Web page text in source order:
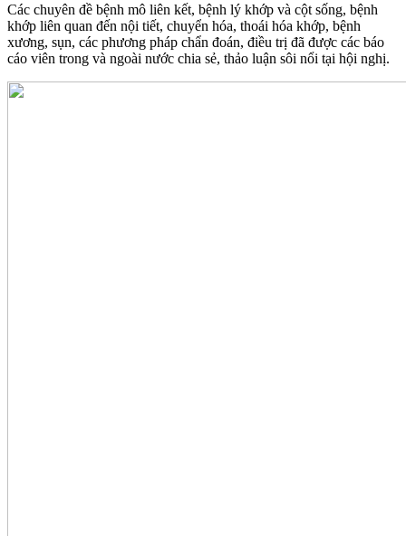
Các chuyên đề bệnh mô liên kết, bệnh lý khớp và cột sống, bệnh
khớp liên quan đến nội tiết, chuyển hóa, thoái hóa khớp, bệnh
xương, sụn, các phương pháp chẩn đoán, điều trị đã được các báo
cáo viên trong và ngoài nước chia sẻ, thảo luận sôi nổi tại hội nghị.